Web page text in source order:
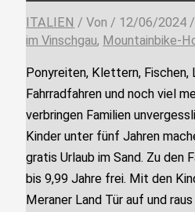
ITALIEN / Von / 12/06/2024 /
im Vinschgau, Mountainbike-
Ponyreiten, Klettern, Fischen,
Fahrradfahren und noch viel
verbringen Familien
Kinder unter fünf Jahren
gratis Urlaub im Sand. Zu den
bis 9,99 Jahre frei. Mit den
Meraner Land Tür auf und raus